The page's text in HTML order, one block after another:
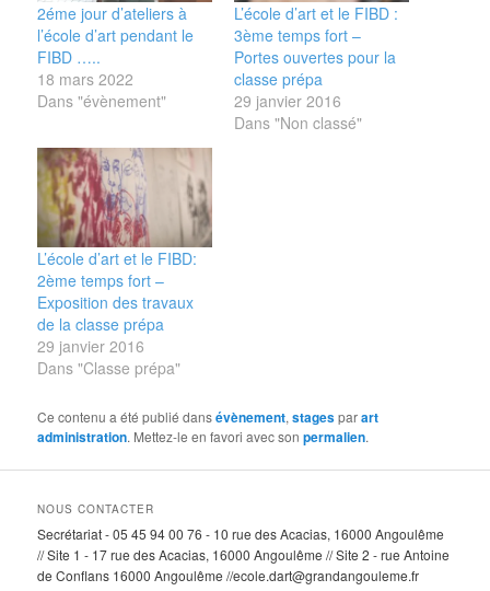
2éme jour d’ateliers à
l’école d’art pendant le
FIBD …..
18 mars 2022
Dans "évènement"
L’école d’art et le FIBD :
3ème temps fort –
Portes ouvertes pour la
classe prépa
29 janvier 2016
Dans "Non classé"
L’école d’art et le FIBD:
2ème temps fort –
Exposition des travaux
de la classe prépa
29 janvier 2016
Dans "Classe prépa"
Ce contenu a été publié dansévènement,stagesparart
administration. Mettez-le en favori avec sonpermalien.
NOUS CONTACTER
Secrétariat - 05 45 94 00 76 - 10 rue des Acacias, 16000 Angoulême
// Site 1 - 17 rue des Acacias, 16000 Angoulême // Site 2 - rue Antoine
de Conflans 16000 Angoulême //ecole.dart@grandangouleme.fr